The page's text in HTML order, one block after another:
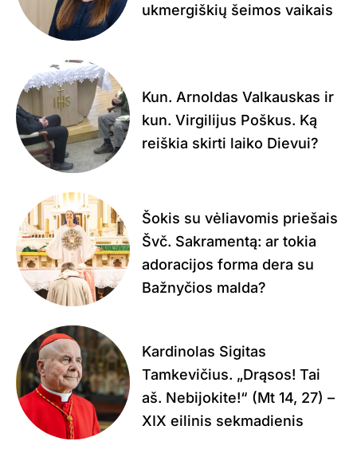
ukmergiškių šeimos vaikais
Kun. Arnoldas Valkauskas ir
kun. Virgilijus Poškus. Ką
reiškia skirti laiko Dievui?
Šokis su vėliavomis priešais
Švč. Sakramentą: ar tokia
adoracijos forma dera su
Bažnyčios malda?
Kardinolas Sigitas
Tamkevičius. „Drąsos! Tai
aš. Nebijokite!“ (Mt 14, 27) –
XIX eilinis sekmadienis